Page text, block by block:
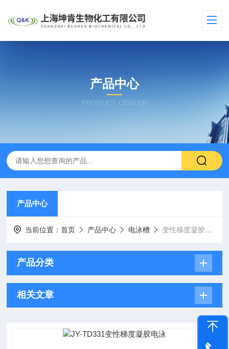
产品中心
PRODUCT CENTER
产品中心
当前位置：首页 产品中心 电泳槽 变性梯度凝胶电泳系统
产品分类
相关文章